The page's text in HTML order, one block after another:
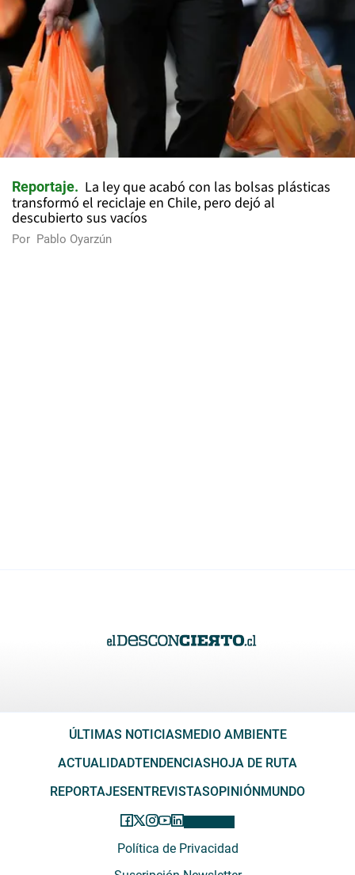
Reportaje
La ley que acabó con las bolsas plásticas
transformó el reciclaje en Chile, pero dejó al
descubierto sus vacíos
Por Pablo Oyarzún
ÚLTIMAS NOTICIASMEDIO AMBIENTE
ACTUALIDADTENDENCIASHOJA DE RUTA
REPORTAJESENTREVISTASOPINIÓNMUNDO
Política de Privacidad